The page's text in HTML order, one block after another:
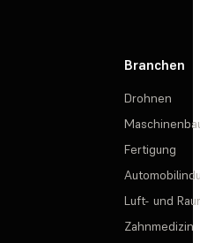
Branchen
Drohnen
Fertigung
Luft- und
Zahnmedizin